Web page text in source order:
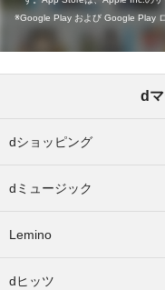
Google Play および Google Play
d
dショッピング
dミュージック
Lemino
dヒッツ